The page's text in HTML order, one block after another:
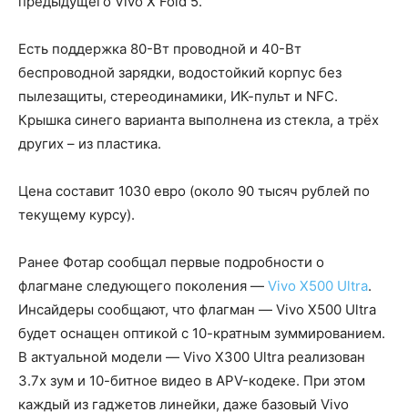
Есть поддержка 80-Вт проводной и 40-Вт
беспроводной зарядки, водостойкий корпус без
пылезащиты, стереодинамики, ИК-пульт и NFC.
Крышка синего варианта выполнена из стекла, а трёх
других – из пластика.
Цена составит 1030 евро (около 90 тысяч рублей по
текущему курсу).
Ранее Фотар сообщал первые подробности о
флагмане следующего поколения — Vivo X500 Ultra.
Инсайдеры сообщают, что флагман — Vivo X500 Ultra
будет оснащен оптикой с 10-кратным зуммированием.
В актуальной модели — Vivo X300 Ultra реализован
3.7х зум и 10-битное видео в APV-кодеке. При этом
каждый из гаджетов линейки, даже базовый Vivo